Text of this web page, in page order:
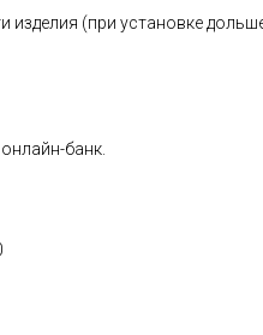
(при установке
банк.